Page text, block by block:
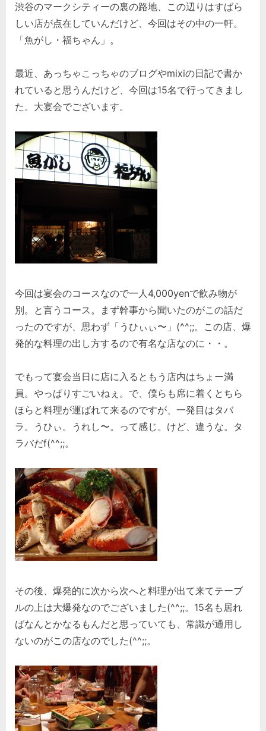
魚
が
福
ゃ
ん。
渋谷のマークシティーの裏の路地、この辺りはすばら
しい店が点在していんだけど、今回はその中の一軒。
「魚がし・福ちゃん」。
最近、あっちゃこっちゃのブログやmixiの日記で書か
れていると思うんだけど、今回は15名で行ってきまし
た。大宴会でございます。
今回は宴会のコースなので一人4,000yenで飲み物が
別。と言うコース。まず幹事から聞いたのがこの話だ
ったのですが、思わず「うひぃぃ〜」(^^;;。この店、爆
発的な料理の出し方するので有名な店なのに・・。
でもって宴会当日に店に入るともう店内はちょー満
員。やっぱりすごいねぇ。で、僕らも席に着くとちら
ほらと料理が運ばれて来るのですが、一発目はタバ
ラ。うひぃ。うれし〜。って感じ。けど、違うな。タ
ラバだf(^^;;。
その後、爆発的に次から次へと料理が出て来てテーブ
ルの上は大爆発なのでございました(^^;;。15名も居れ
ばなんとかなるもんだと思っていても、常識が通用し
ないのがこの店なのでした(^^;;。